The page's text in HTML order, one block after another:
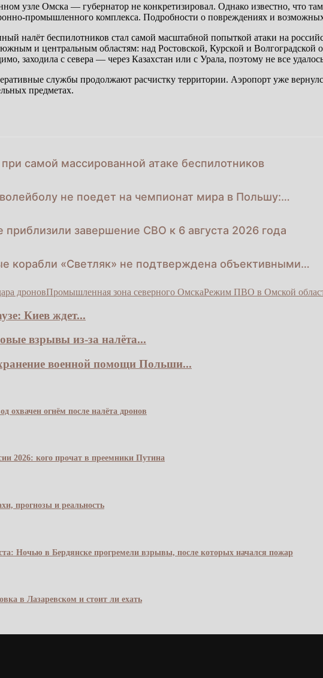
узле Омска — губернатор не конкретизировал. Однако известно, что
промышленного комплекса. Подробности о повреждениях и
налёт беспилотников стал самой масштабной попыткой атаки на
и центральным областям: над Ростовской, Курской и Волгоградской
заходила с севера — через Казахстан или с Урала, поэтому не все
службы продолжают расчистку территории. Аэропорт уже
предметах.
самой массированной атаке беспилотников
не поедет на чемпионат мира в Польшу:…
завершение СВО к 6 августа 2026 года
корабли «Светляк» не подтверждена объективными…
дроновПромышленная зона северного ОмскаРежим ПВО в Омской
Киев ждет...
взрывы из-за налёта...
военной помощи Польши...
охвачен огнём после налёта дронов
2026: кого прочат в преемники Путина
прогнозы и реальность
Ночью в Бердянске прогремели взрывы, после которых начался пожар
в Лазаревском и стоит ли ехать